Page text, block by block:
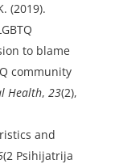
(2019).
to blame
community
Health, 23(2),
and
(2 Psihijatrija